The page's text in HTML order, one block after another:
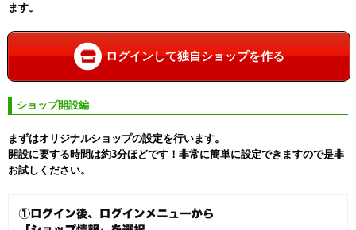
ます。
ログインして独自ショップを作る
ショップ開設編
まずはオリジナルショップの設定を行います。
開設に要する時間は約3分ほどです！非常に簡単に設定できますので是非
お試しください。